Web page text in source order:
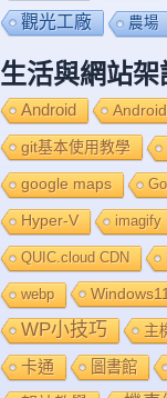
觀光工廠 農場
生活與網站架
Android
git基本使用教學
google maps
Hyper-V imagify
QUIC.cloud CDN
webp Windows11
WP小技巧 主
卡通 圖書館